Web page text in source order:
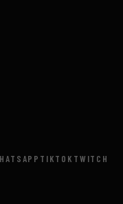
TIKTOK TWITCH